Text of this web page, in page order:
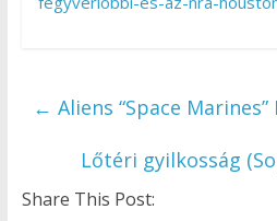
← Aliens “Space
Lőtéri gyilkosság
Share This Post: